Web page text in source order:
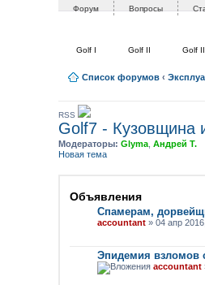
Форум Вопросы
Golf I Golf II Golf
Список форумов ‹
RSS
Golf7 - Кузовщина
Модераторы: Glyma Андрей Т.
Новая тема
Объявления
Спамерам,
accountant » 04 апр
Эпидемия взломов
accountant